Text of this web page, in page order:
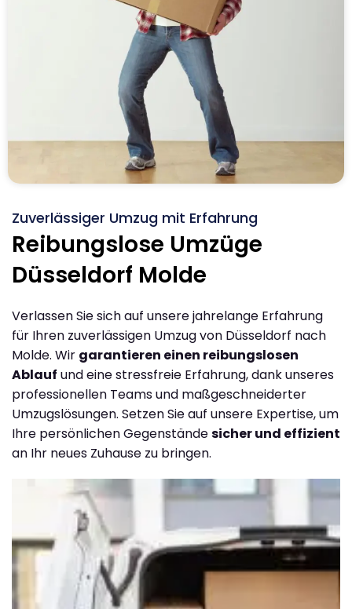
Zuverlässiger Umzug mit Erfahrung
Reibungslose Umzüge
Düsseldorf Molde
Verlassen Sie sich auf unsere jahrelange Erfahrung
für Ihren zuverlässigen Umzug von Düsseldorf nach
Molde. Wir garantieren einen reibungslosen
Ablauf und eine stressfreie Erfahrung, dank unseres
professionellen Teams und maßgeschneiderter
Umzugslösungen. Setzen Sie auf unsere Expertise, um
Ihre persönlichen Gegenständesicher und effizient
an Ihr neues Zuhause zu bringen.